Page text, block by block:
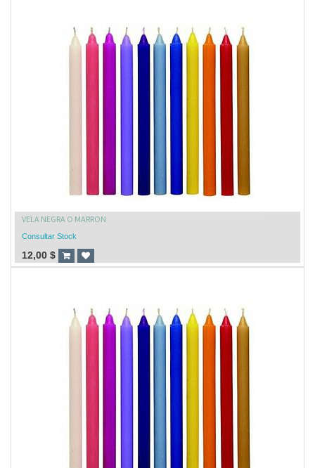
VELA NEGRA O MARRON
Consultar Stock
12,00 $